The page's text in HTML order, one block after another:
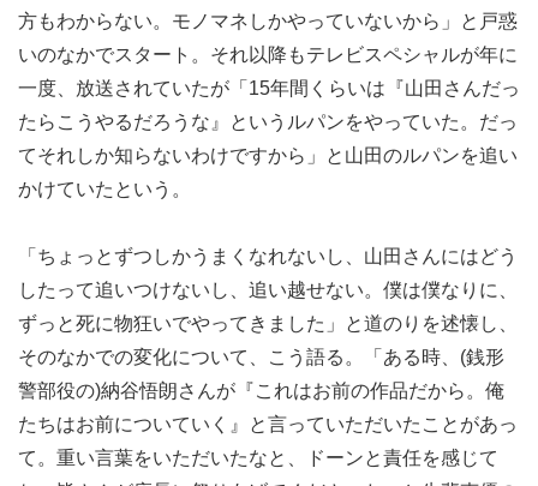
方もわからない。モノマネしかやっていないから」と戸惑
いのなかでスタート。それ以降もテレビスペシャルが年に
一度、放送されていたが「15年間くらいは『山田さんだっ
たらこうやるだろうな』というルパンをやっていた。だっ
てそれしか知らないわけですから」と山田のルパンを追い
かけていたという。
「ちょっとずつしかうまくなれないし、山田さんにはどう
したって追いつけないし、追い越せない。僕は僕なりに、
ずっと死に物狂いでやってきました」と道のりを述懐し、
そのなかでの変化について、こう語る。「ある時、(銭形
警部役の)納谷悟朗さんが『これはお前の作品だから。俺
たちはお前についていく』と言っていただいたことがあっ
て。重い言葉をいただいたなと、ドーンと責任を感じて